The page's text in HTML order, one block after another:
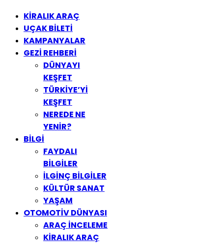
KİRALIK ARAÇ
UÇAK BİLETİ
KAMPANYALAR
GEZİ REHBERİ
DÜNYAYI
KEŞFET
TÜRKİYE’Yİ
KEŞFET
NEREDE NE
YENİR?
BİLGİ
FAYDALI
BİLGİLER
İLGİNÇ BİLGİLER
KÜLTÜR SANAT
YAŞAM
OTOMOTİV DÜNYASI
ARAÇ İNCELEME
KİRALIK ARAÇ